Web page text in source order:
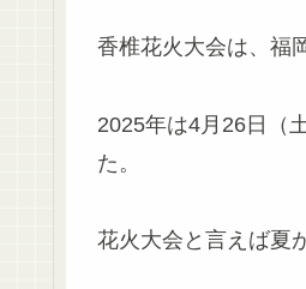
香椎花火大会は、福
2025年は4月26日（
た。
花火大会と言えば夏